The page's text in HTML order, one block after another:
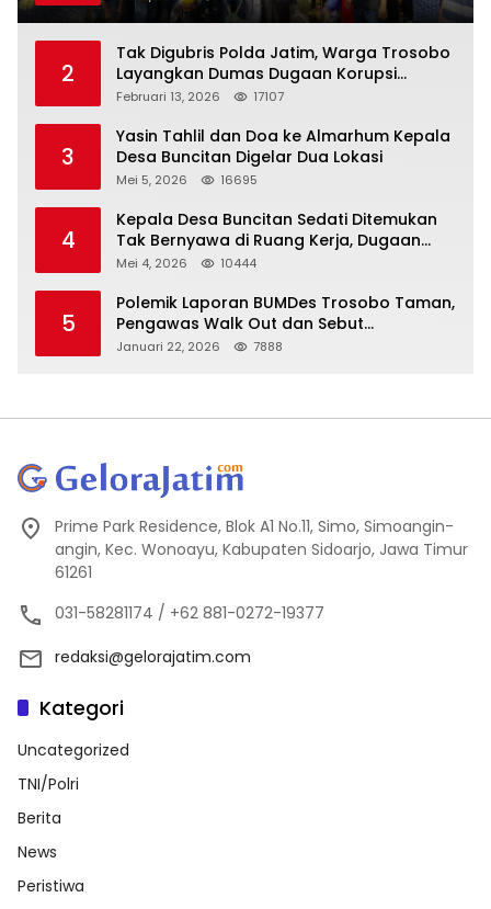
2
Tak Digubris Polda Jatim, Warga Trosobo
Layangkan Dumas Dugaan Korupsi
Oknum DPRD Sidoarjo ke Kapolri
Februari 13, 2026 17107
3
Yasin Tahlil dan Doa ke Almarhum Kepala
Desa Buncitan Digelar Dua Lokasi
Mei 5, 2026 16695
4
Kepala Desa Buncitan Sedati Ditemukan
Tak Bernyawa di Ruang Kerja, Dugaan
Bunuh Diri Menguat
Mei 4, 2026 10444
5
Polemik Laporan BUMDes Trosobo Taman,
Pengawas Walk Out dan Sebut
Kejanggalan
Januari 22, 2026 7888
Prime Park Residence, Blok A1 No.11, Simo, Simoangin-
angin, Kec. Wonoayu, Kabupaten Sidoarjo, Jawa Timur
61261
031-58281174 / +62 881-0272-19377
redaksi@gelorajatim.com
Kategori
Uncategorized
TNI/Polri
Berita
News
Peristiwa